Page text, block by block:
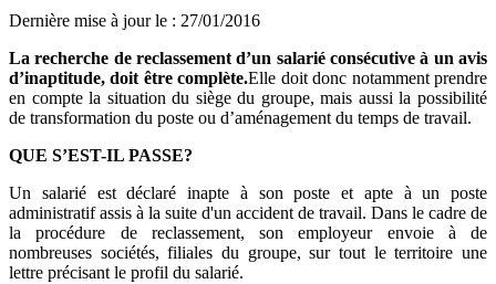
Dernière mise à jour le : 27/01/2016
La recherche de reclassement d’un salarié consécutive à un avis
d’inaptitude, doit être complète.Elle doit donc notamment prendre
en compte la situation du siège du groupe, mais aussi la possibilité
de transformation du poste ou d’aménagement du temps de travail.
QUE S’EST-IL PASSE?
Un salarié est déclaré inapte à son poste et apte à un poste
administratif assis à la suite d'un accident de travail. Dans le cadre de
la procédure de reclassement, son employeur envoie à de
nombreuses sociétés, filiales du groupe, sur tout le territoire une
lettre précisant le profil du salarié.